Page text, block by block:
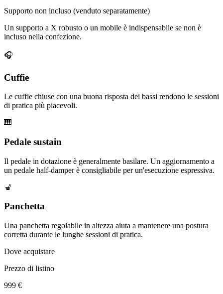
Supporto non incluso (venduto separatamente)
Un supporto a X robusto o un mobile è indispensabile se non è
incluso nella confezione.
🎧
Cuffie
Le cuffie chiuse con una buona risposta dei bassi rendono le sessioni
di pratica più piacevoli.
🎹
Pedale sustain
Il pedale in dotazione è generalmente basilare. Un aggiornamento a
un pedale half-damper è consigliabile per un'esecuzione espressiva.
💺
Panchetta
Una panchetta regolabile in altezza aiuta a mantenere una postura
corretta durante le lunghe sessioni di pratica.
Dove acquistare
Prezzo di listino
999 €